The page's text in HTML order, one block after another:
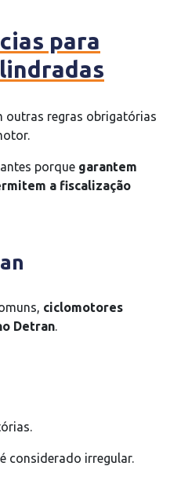
para
outras regras obrigatórias
porque garantem
a fiscalização
ciclomotores
Detran.
considerado irregular.